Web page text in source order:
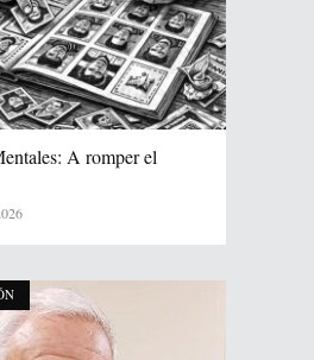
A romper el